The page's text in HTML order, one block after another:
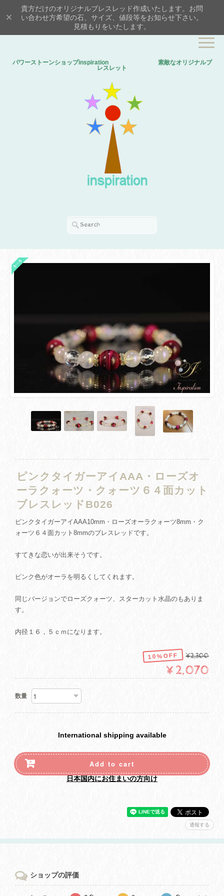
貴方だけのオリジナルブレスレッド作成いたします。お問
い合わせ方希望の石、サイズ、値段等をお知らせ下さい。
見積もりをいたします。
パワーストーンショップinspiration 素敵なオリジナルブ
レスレット
ピンクタイガーアイAAA・ローズオ
ーラクォーツ・クォーツ６４面カット
ブレスレッドB026
ピンクタイガーアイAAA10mm・ローズオーラクォーツ8mm・ク
ォーツ６４面カット8mmのブレスレッドです。
すてきな恋いが出来そうです。
ピンク色がオーラを明るくしてくれます。
同じバージョンでローズクォーツ、スターカット水晶のもありま
す。
内径１６，５ｃｍになります。
10%OFF ¥2,300
¥2,070
数量
International shipping available
Add to cart
日本国内にお住まいの方向け
通報する
ショップの評価